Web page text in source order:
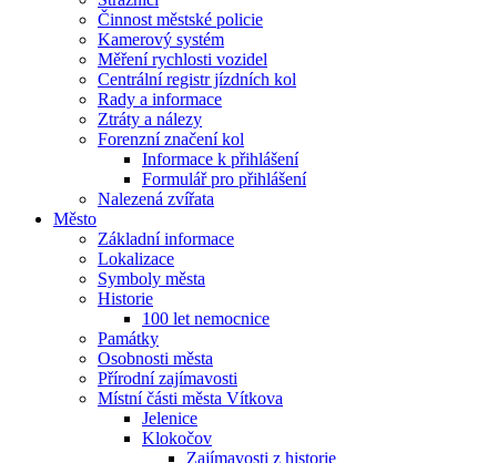
Činnost městské policie
Kamerový systém
Měření rychlosti vozidel
Centrální registr jízdních kol
Rady a informace
Ztráty a nálezy
Forenzní značení kol
Informace k přihlášení
Formulář pro přihlášení
Nalezená zvířata
Město
Základní informace
Lokalizace
Symboly města
Historie
100 let nemocnice
Památky
Osobnosti města
Přírodní zajímavosti
Místní části města Vítkova
Jelenice
Klokočov
Zajímavosti z historie